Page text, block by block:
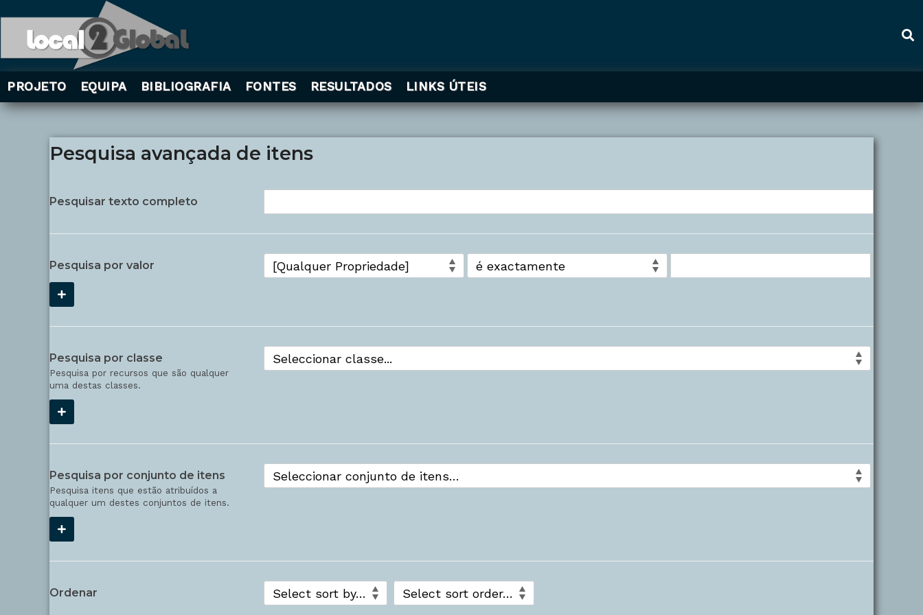
PROJETO EQUIPA BIBLIOGRAFIA FONTES RESULTADOS LINKS ÚTEIS
Pesquisa avançada de itens
Pesquisar texto completo
Pesquisa por valor
Pesquisa por classe
Pesquisa por recursos que são qualquer
uma destas classes.
Pesquisa por conjunto de itens
Pesquisa itens que estão atribuídos a
qualquer um destes conjuntos de itens.
Ordenar